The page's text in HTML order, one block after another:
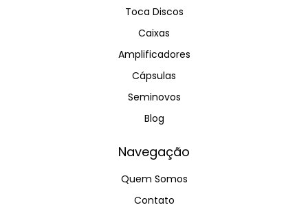
Toca Discos
Caixas
Amplificadores
Cápsulas
Seminovos
Blog
Navegação
Quem Somos
Contato